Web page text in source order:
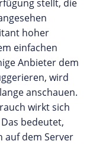
stellt, die
hoher
einfachen
Anbieter dem
wird
anschauen.
wirkt sich
bedeutet,
auf dem Server